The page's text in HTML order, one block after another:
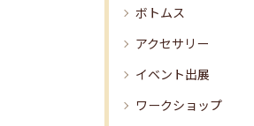
ボトムス
アクセサリー
イベント出展
ワークショップ